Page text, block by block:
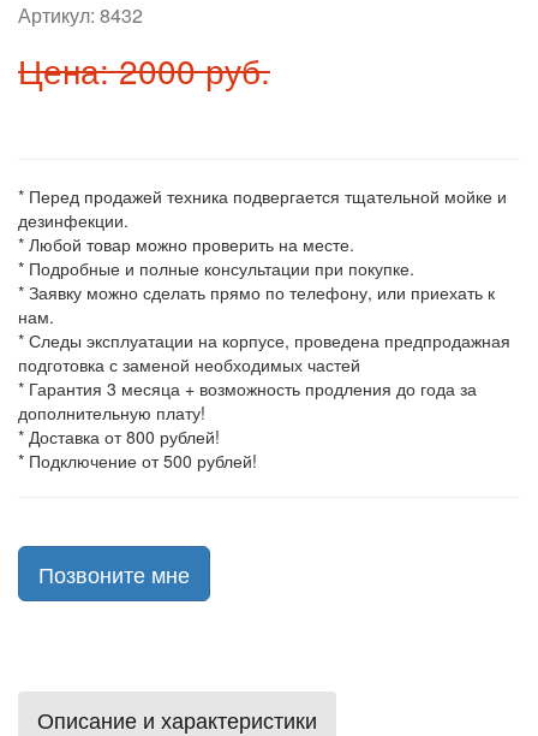
Артикул: 8432
Цена: 2000 руб.
* Перед продажей техника подвергается тщательной мойке и
дезинфекции.
* Любой товар можно проверить на месте.
* Подробные и полные консультации при покупке.
* Заявку можно сделать прямо по телефону, или приехать к
нам.
* Следы эксплуатации на корпусе, проведена предпродажная
подготовка с заменой необходимых частей
* Гарантия 3 месяца + возможность продления до года за
дополнительную плату!
* Доставка от 800 рублей!
* Подключение от 500 рублей!
Позвоните мне
Описание и характеристики